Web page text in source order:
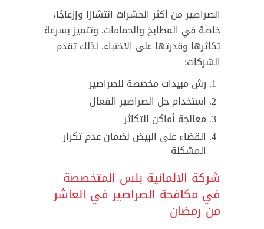
الصراصير من أكثر الحشرات انتشارًا وإزعاجًا،
خاصة في المطابخ والحمامات. وتتميز بسرعة
تكاثرها وقدرتها على الاختباء. لذلك تقدم
الشركات:
رش مبيدات مخصصة للصراصير
استخدام جل الصراصير الفعال
معالجة أماكن التكاثر
القضاء على البيض لضمان عدم تكرار
المشكلة
شركة الالمانية بلس المتخصصة
في مكافحة الصراصير في العاشر
من رمضان